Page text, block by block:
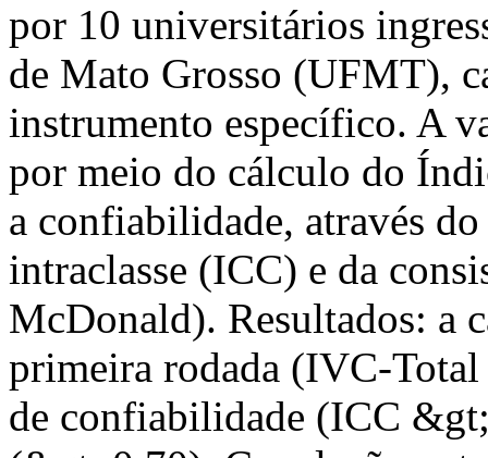
por 10 universitários
de Mato Grosso (UFMT),
instrumento específico. A
por meio do cálculo do
a confiabilidade, através
intraclasse (ICC) e da
McDonald). Resultados: a
primeira rodada (IVC-
de confiabilidade (ICC